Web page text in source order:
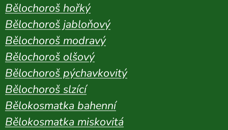
Bělochoroš hořký
Bělochoroš jabloňový
Bělochoroš modravý
Bělochoroš olšový
Bělochoroš pýchavkovitý
Bělochoroš slzící
Bělokosmatka bahenní
Bělokosmatka miskovitá